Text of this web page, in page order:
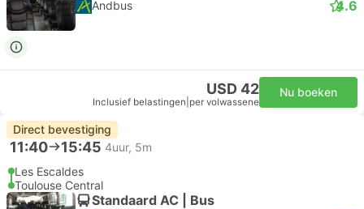
Andbus 4.6
USD 42
Inclusief belastingen per volwassene
Nu boeken
Direct bevestiging
11:40 15:45 4uur, 5m
Les Escaldes
Toulouse Central
Standaard AC | Bus